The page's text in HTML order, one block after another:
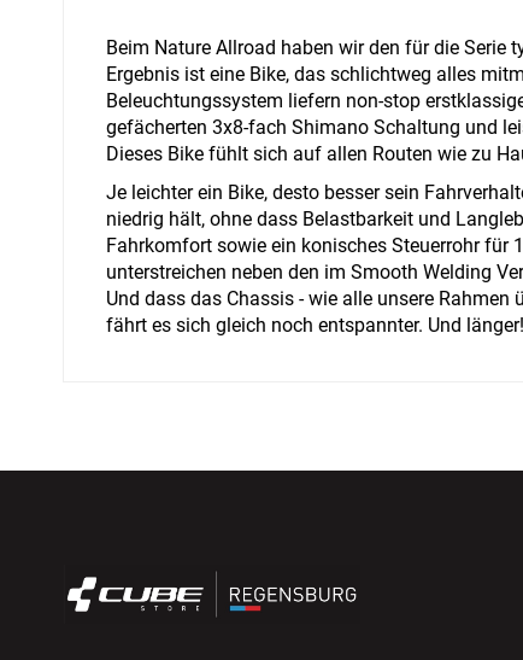
Beim Nature Allroad haben wir den für die
Ergebnis ist eine Bike, das schlichtweg alles
Beleuchtungssystem liefern non-stop
gefächerten 3x8-fach Shimano Schaltung und
Dieses Bike fühlt sich auf allen Routen wie zu
Je leichter ein Bike, desto besser sein
niedrig hält, ohne dass Belastbarkeit und
Fahrkomfort sowie ein konisches Steuerrohr für
unterstreichen neben den im Smooth Welding
Und dass das Chassis - wie alle unsere
fährt es sich gleich noch entspannter. Und länger!